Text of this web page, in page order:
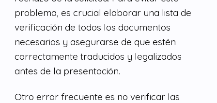
problema, es crucial elaborar una lista de
verificación de todos los documentos
necesarios y asegurarse de que estén
correctamente traducidos y legalizados
antes de la presentación.
Otro error frecuente es no verificar las